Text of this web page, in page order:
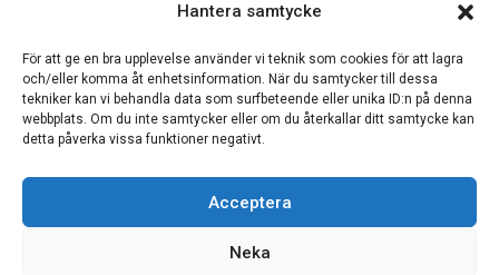
Hantera samtycke
För att ge en bra upplevelse använder vi teknik som cookies för att lagra
och/eller komma åt enhetsinformation. När du samtycker till dessa
tekniker kan vi behandla data som surfbeteende eller unika ID:n på denna
webbplats. Om du inte samtycker eller om du återkallar ditt samtycke kan
detta påverka vissa funktioner negativt.
Acceptera
Neka